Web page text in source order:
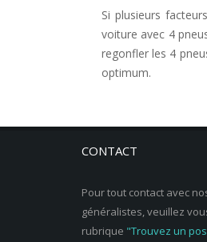
Si plusieurs
voiture avec 4
regonfler les 4
optimum.
CONTACT
Pour tout contact avec
généralistes, veuillez
rubrique "Trouvez un